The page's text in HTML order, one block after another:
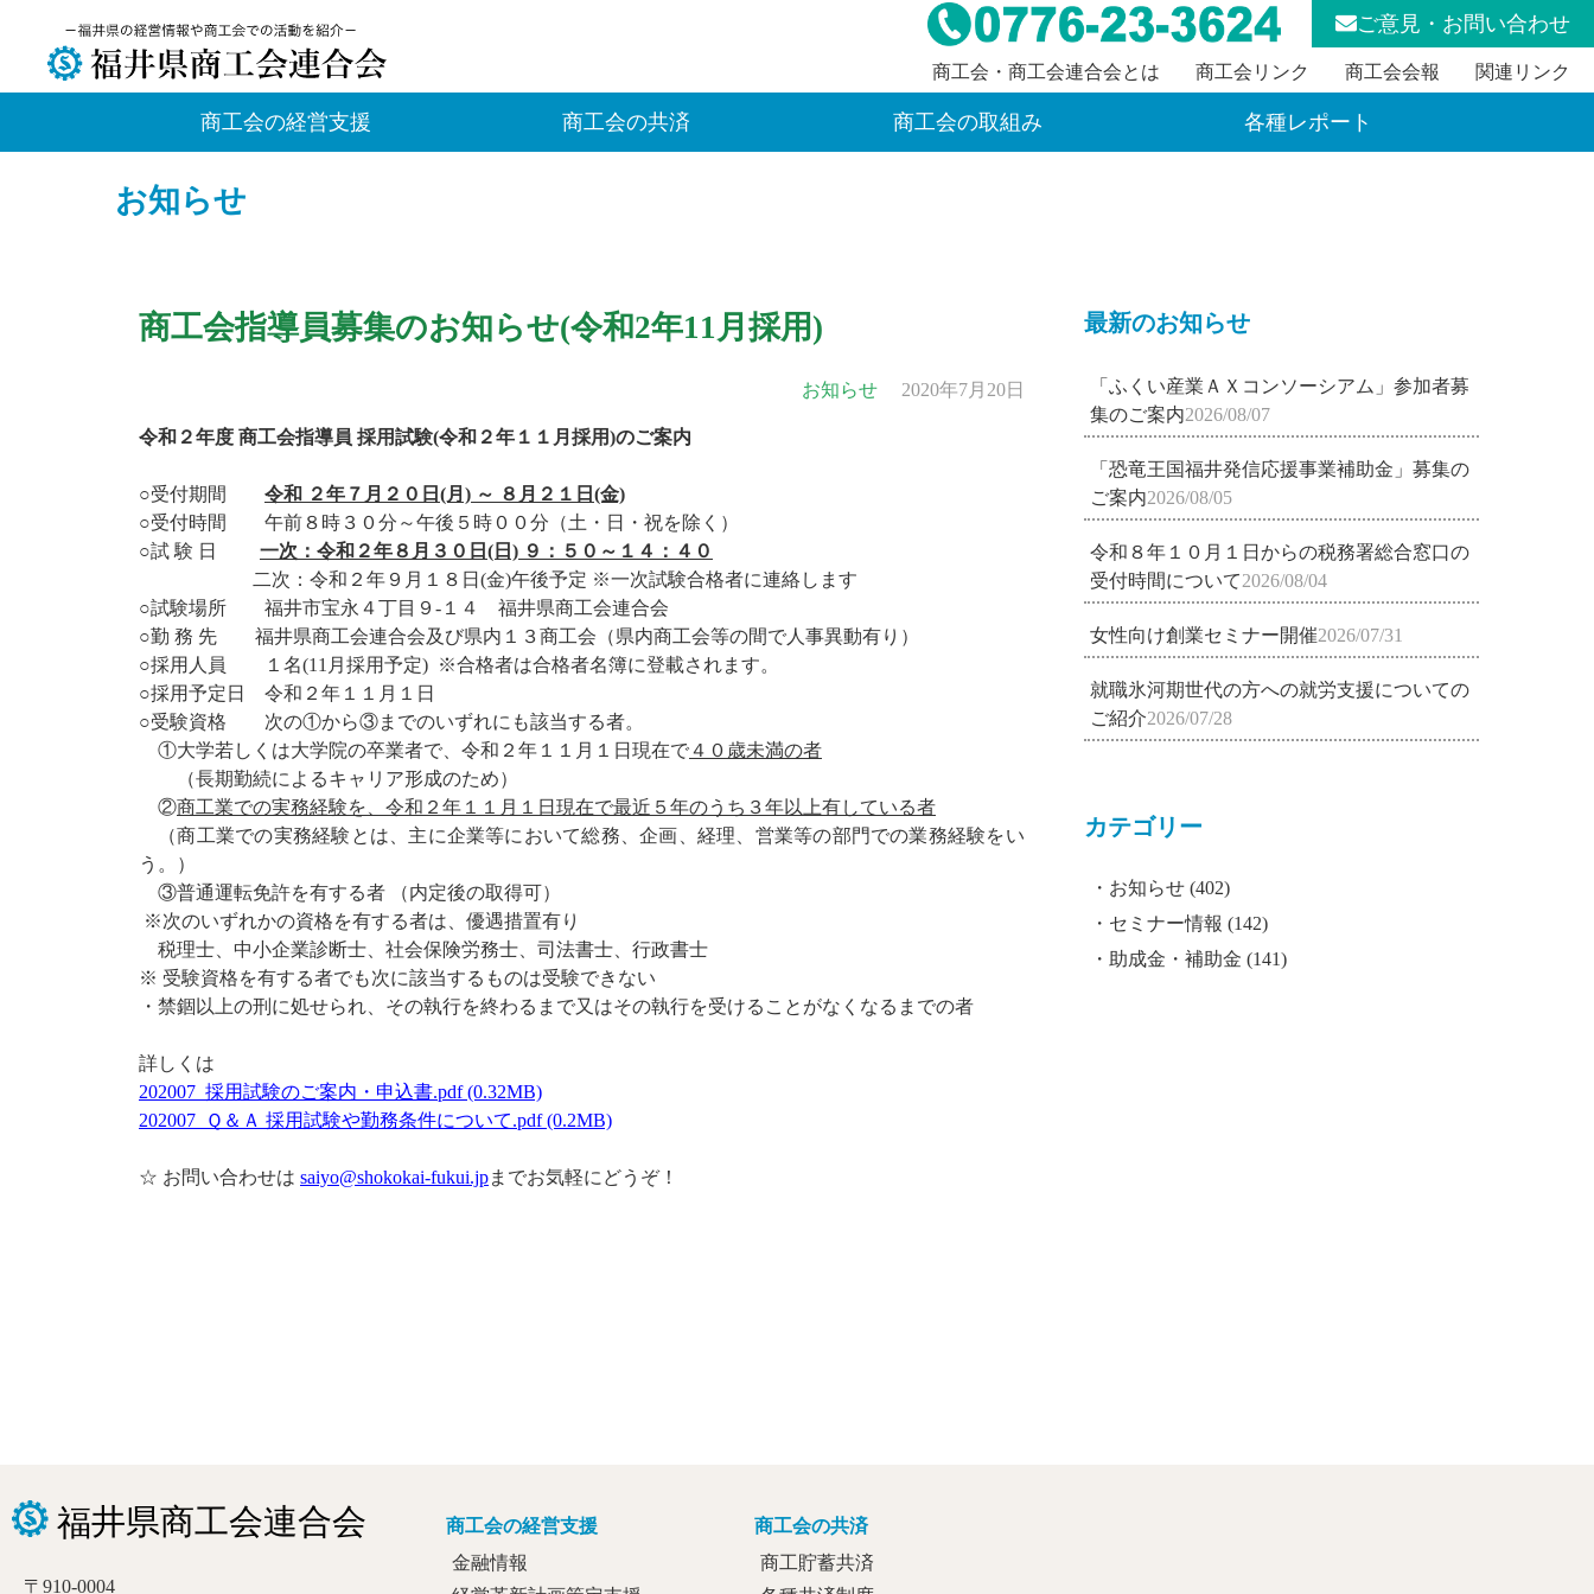
ご意見・お問い合わせ
商工会・商工会連合会とは 商工会リンク 商工会会報 関連リンク
商工会の経営支援 商工会の共済 商工会の取組み 各種レポート
お知らせ
商工会指導員募集のお知らせ(令和2年11月採用)
お知らせ 2020年7月20日
令和２年度 商工会指導員 採用試験(令和２年１１月採用)のご案内
○受付期間 令和 ２年７月２０日(月) ～ ８月２１日(金)
○受付時間 午前８時３０分～午後５時００分（土・日・祝を除く）
○試 験 日 一次：令和２年８月３０日(日) ９：５０～１４：４０
二次：令和２年９月１８日(金)午後予定 ※一次試験合格者に連絡します
○試験場所 福井市宝永４丁目９-１４ 福井県商工会連合会
○勤 務 先 福井県商工会連合会及び県内１３商工会（県内商工会等の間で人事異動有り）
○採用人員 １名(11月採用予定) ※合格者は合格者名簿に登載されます。
○採用予定日 令和２年１１月１日
○受験資格 次の①から③までのいずれにも該当する者。
①大学若しくは大学院の卒業者で、令和２年１１月１日現在で４０歳未満の者
（長期勤続によるキャリア形成のため）
②商工業での実務経験を、令和２年１１月１日現在で最近５年のうち３年以上有している者
（商工業での実務経験とは、主に企業等において総務、企画、経理、営業等の部門での業務経験をい
う。）
③普通運転免許を有する者 （内定後の取得可）
※次のいずれかの資格を有する者は、優遇措置有り
税理士、中小企業診断士、社会保険労務士、司法書士、行政書士
※ 受験資格を有する者でも次に該当するものは受験できない
・禁錮以上の刑に処せられ、その執行を終わるまで又はその執行を受けることがなくなるまでの者
詳しくは
202007_採用試験のご案内・申込書.pdf (0.32MB)
202007_Ｑ＆Ａ 採用試験や勤務条件について.pdf (0.2MB)
☆ お問い合わせは saiyo@shokokai-fukui.jpまでお気軽にどうぞ！
最新のお知らせ
「ふくい産業ＡＸコンソーシアム」参加者募
集のご案内2026/08/07
「恐竜王国福井発信応援事業補助金」募集の
ご案内2026/08/05
令和８年１０月１日からの税務署総合窓口の
受付時間について2026/08/04
女性向け創業セミナー開催2026/07/31
就職氷河期世代の方への就労支援についての
ご紹介2026/07/28
カテゴリー
お知らせ(402)
セミナー情報 (142)
助成金・補助金 (141)
〒910-0004
商工会の経営支援
金融情報
商工会の共済
商工貯蓄共済